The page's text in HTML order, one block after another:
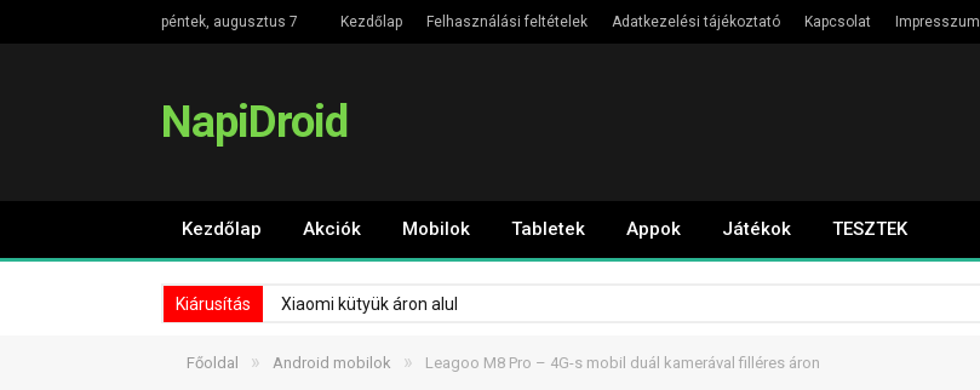
péntek, augusztus 7 Kezdőlap Felhasználási feltételek Adatkezelési tájékoztató Kapcsolat Impresszum
NapiDroid
Kezdőlap Akciók Mobilok Tabletek Appok Játékok TESZTEK
Kiárusítás Xiaomi kütyük áron alul
Főoldal » Android mobilok » Leagoo M8 Pro – 4G-s mobil duál kamerával filléres áron